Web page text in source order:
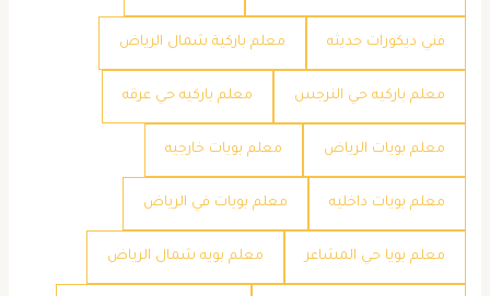
فني ديكورات حديثه معلم باركية شمال الرياض
معلم باركيه حي النرجس معلم باركيه حي عرقه
معلم بويات الرياض معلم بويات خارجيه
معلم بويات داخليه معلم بويات في الرياض
معلم بويا حي المشاعر معلم بويه شمال الرياض